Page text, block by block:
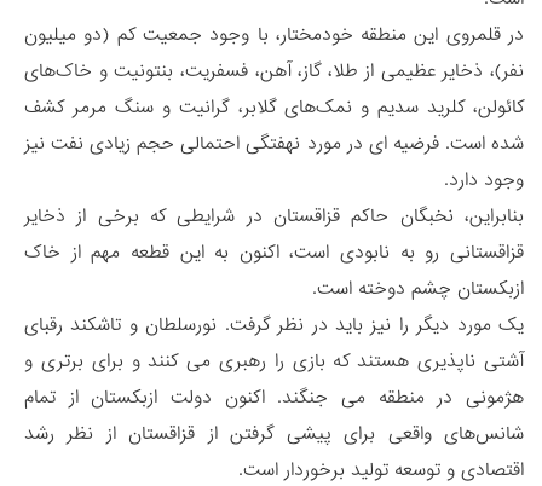
در قلمروی این منطقه خودمختار، با وجود جمعیت کم (دو میلیون
نفر)، ذخایر عظیمی از طلا، گاز، آهن، فسفریت، بنتونیت و خاک‌های
کائولن، کلرید سدیم و نمک‌های گلابر، گرانیت و سنگ مرمر کشف
شده است. فرضیه ای در مورد نهفتگی احتمالی حجم زیادی نفت نیز
وجود دارد.
بنابراین، نخبگان حاکم قزاقستان در شرایطی که برخی از ذخایر
قزاقستانی رو به نابودی است، اکنون به این قطعه مهم از خاک
ازبکستان چشم دوخته است.
یک مورد دیگر را نیز باید در نظر گرفت. نورسلطان و تاشکند رقبای
آشتی ناپذیری هستند که بازی را رهبری می کنند و برای برتری و
هژمونی در منطقه می جنگند. اکنون دولت ازبکستان از تمام
شانس‌های واقعی برای پیشی گرفتن از قزاقستان از نظر رشد
اقتصادی و توسعه تولید برخوردار است.